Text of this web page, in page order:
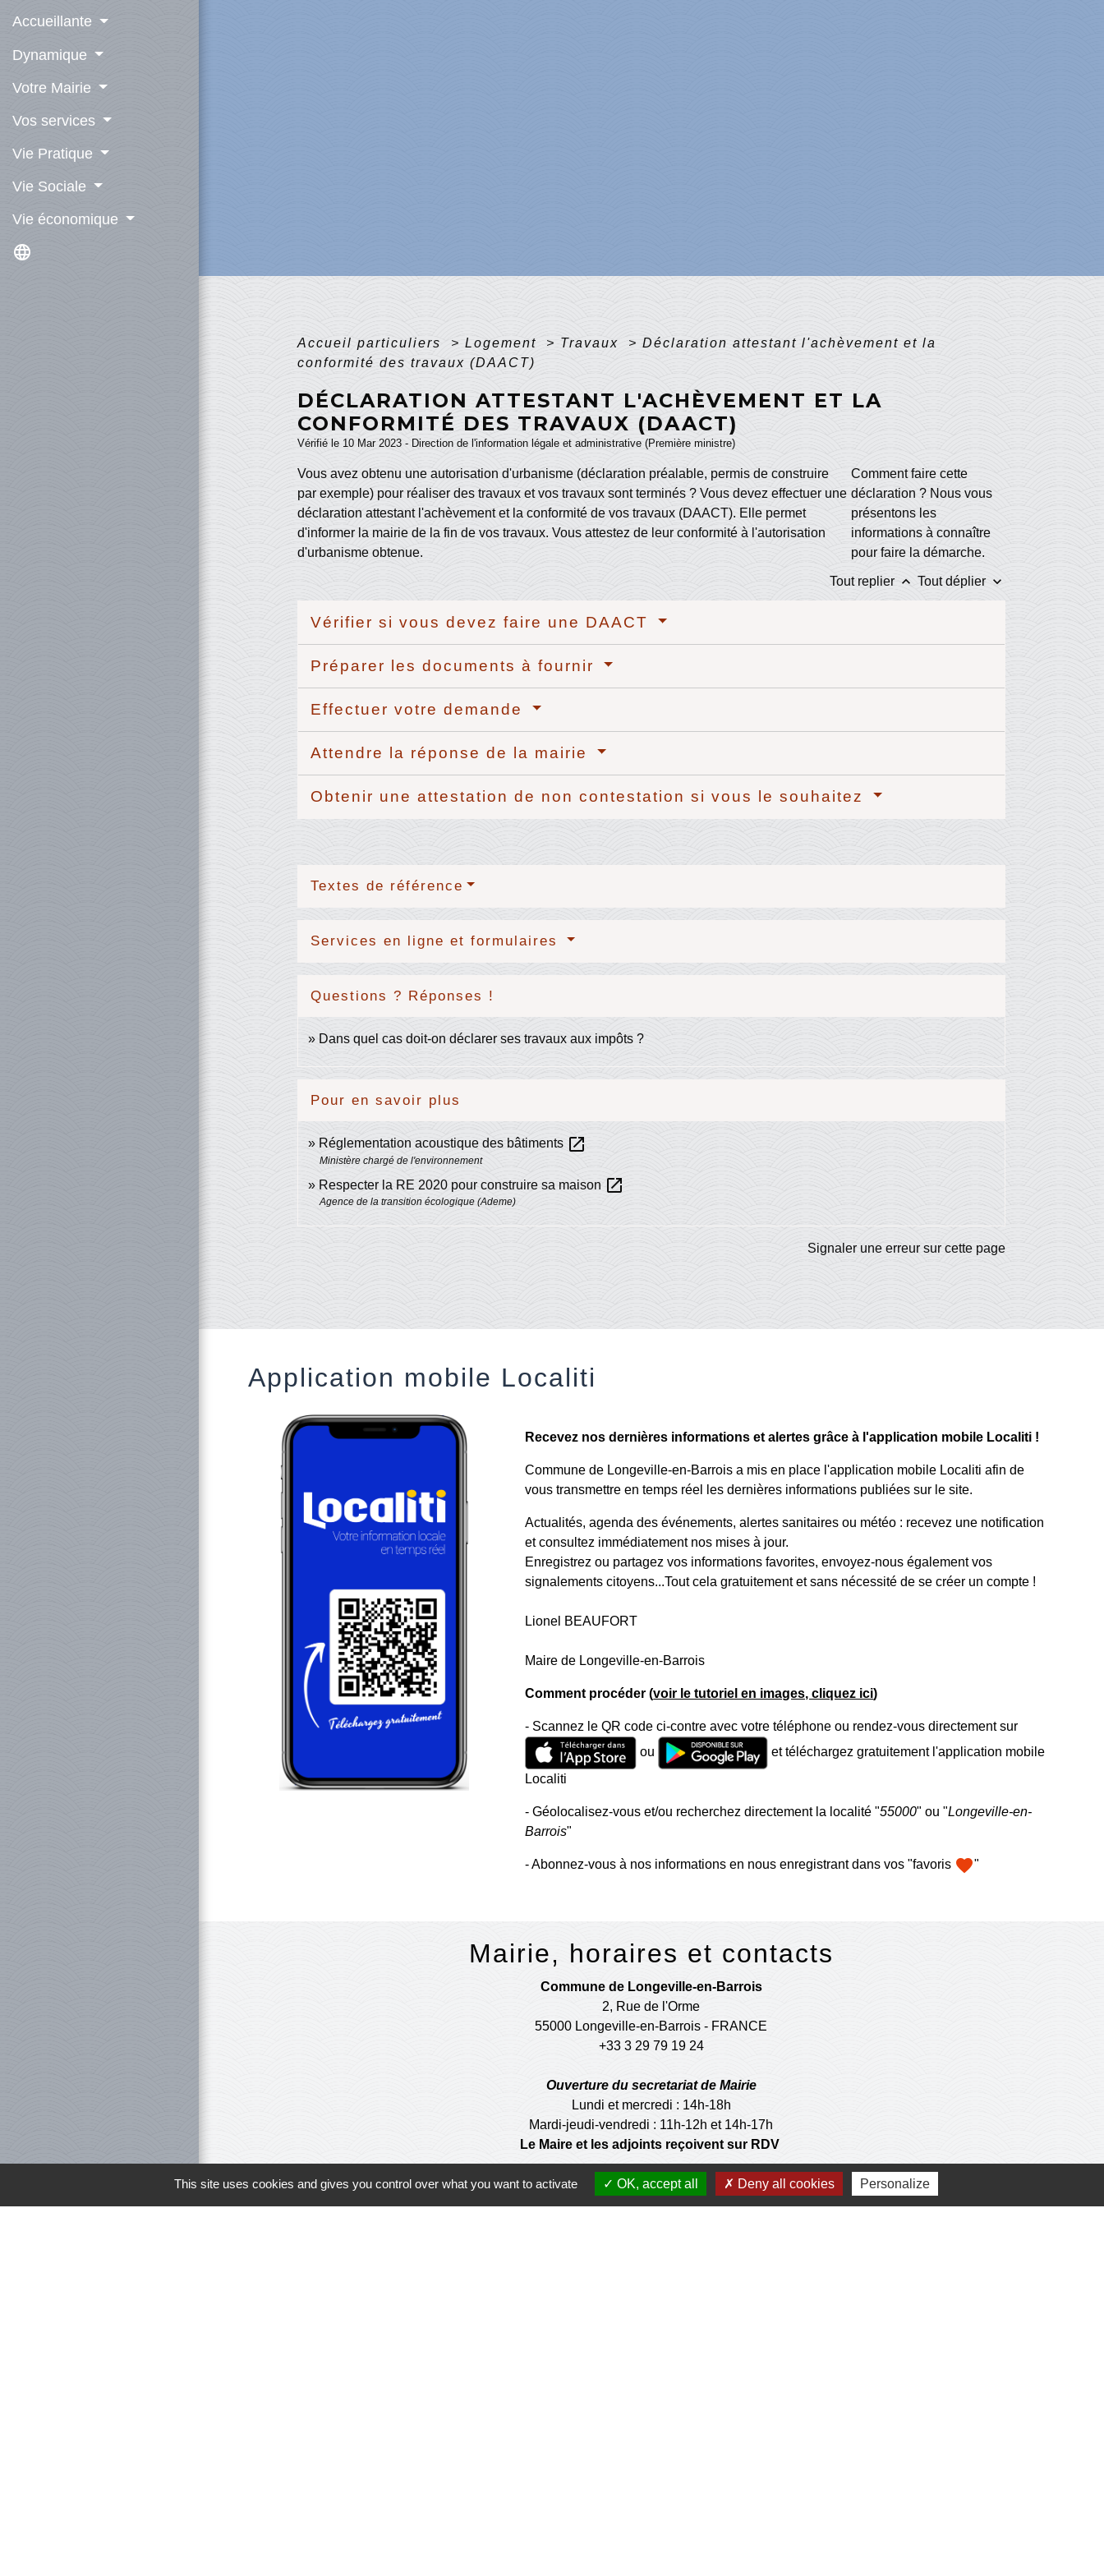
Accueillante
Dynamique
Votre Mairie
Vos services
Vie Pratique
Vie Sociale
Vie économique
language
Accueil particuliers > Logement > Travaux > Déclaration attestant l'achèvement et la
conformité des travaux (DAACT)
DÉCLARATION ATTESTANT L'ACHÈVEMENT ET LA
CONFORMITÉ DES TRAVAUX (DAACT)
Vérifié le 10 Mar 2023 - Direction de l'information légale et administrative (Première ministre)
Vous avez obtenu une autorisation d'urbanisme (déclaration préalable, permis de construire
par exemple) pour réaliser des travaux et vos travaux sont terminés ? Vous devez effectuer une
déclaration attestant l'achèvement et la conformité de vos travaux (DAACT). Elle permet
d'informer la mairie de la fin de vos travaux. Vous attestez de leur conformité à l'autorisation
d'urbanisme obtenue.
Comment faire cette
déclaration ? Nous vous
présentons les
informations à connaître
pour faire la démarche.
Tout replier keyboard_arrow_up Tout déplier keyboard_arrow_down
Vérifier si vous devez faire une DAACT
Préparer les documents à fournir
Effectuer votre demande
Attendre la réponse de la mairie
Obtenir une attestation de non contestation si vous le souhaitez
Textes de référence
Services en ligne et formulaires
Questions ? Réponses !
Dans quel cas doit-on déclarer ses travaux aux impôts ?
Pour en savoir plus
Réglementation acoustique des bâtiments open_in_new
Ministère chargé de l'environnement
Respecter la RE 2020 pour construire sa maison open_in_new
Agence de la transition écologique (Ademe)
Signaler une erreur sur cette page
Application mobile Localiti
Recevez nos dernières informations et alertes grâce à l'application mobile Localiti !
Commune de Longeville-en-Barrois a mis en place l'application mobile Localiti afin de
vous transmettre en temps réel les dernières informations publiées sur le site.
Actualités, agenda des événements, alertes sanitaires ou météo : recevez une notification
et consultez immédiatement nos mises à jour.
Enregistrez ou partagez vos informations favorites, envoyez-nous également vos
signalements citoyens...Tout cela gratuitement et sans nécessité de se créer un compte !
Lionel BEAUFORT
Maire de Longeville-en-Barrois
Comment procéder (voir le tutoriel en images, cliquez ici)
- Scannez le QR code ci-contre avec votre téléphone ou rendez-vous directement sur
ou
et téléchargez gratuitement l'application mobile
Localiti
- Géolocalisez-vous et/ou recherchez directement la localité "55000" ou "Longeville-en-
Barrois"
- Abonnez-vous à nos informations en nous enregistrant dans vos "favoris favorite"
Mairie, horaires et contacts
Commune de Longeville-en-Barrois
2, Rue de l'Orme
55000 Longeville-en-Barrois - FRANCE
+33 3 29 79 19 24
Ouverture du secretariat de Mairie
Lundi et mercredi : 14h-18h
Mardi-jeudi-vendredi : 11h-12h et 14h-17h
Le Maire et les adjoints reçoivent sur RDV
Ouverture de l'agence communale postale
Lundi et mardi: 14h-16h
This site uses cookies and gives you control over what you want to activate OK, accept all Deny all cookies Personalize